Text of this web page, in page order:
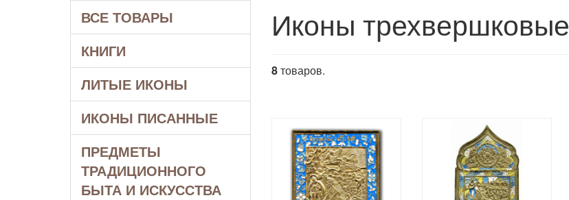
ВСЕ ТОВАРЫ
КНИГИ
ЛИТЫЕ ИКОНЫ
ИКОНЫ ПИСАННЫЕ
ПРЕДМЕТЫ
ТРАДИЦИОННОГО
БЫТА И ИСКУССТВА
Иконы трехвершковые
8товаров.